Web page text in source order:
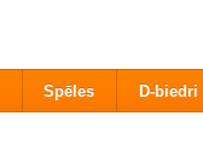
Spēles D-biedri